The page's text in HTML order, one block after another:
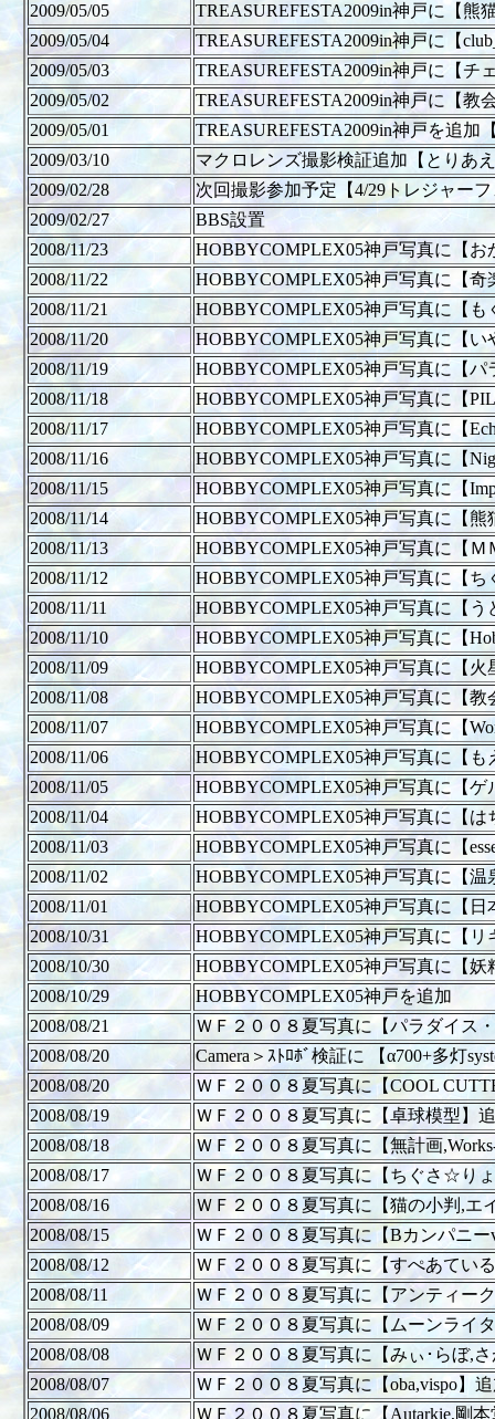
2009/05/05
TREASUREFESTA2009in神戸に【
2009/05/04
TREASUREFESTA2009in神戸に【
2009/05/03
TREASUREFESTA2009in神戸に【
2009/05/02
TREASUREFESTA2009in神戸に【
2009/05/01
TREASUREFESTA2009in神戸を追
2009/03/10
マクロレンズ撮影検証追加【とりあ
2009/02/28
次回撮影参加予定【4/29トレジャー
2009/02/27
BBS設置
2008/11/23
HOBBYCOMPLEX05神戸写真に【お
2008/11/22
HOBBYCOMPLEX05神戸写真に【奇
2008/11/21
HOBBYCOMPLEX05神戸写真に【も
2008/11/20
HOBBYCOMPLEX05神戸写真に【
2008/11/19
HOBBYCOMPLEX05神戸写真に【
2008/11/18
HOBBYCOMPLEX05神戸写真に【
2008/11/17
HOBBYCOMPLEX05神戸写真に【
2008/11/16
HOBBYCOMPLEX05神戸写真に【
2008/11/15
HOBBYCOMPLEX05神戸写真に【
2008/11/14
HOBBYCOMPLEX05神戸写真に【熊
2008/11/13
HOBBYCOMPLEX05神戸写真に【Ｍ
2008/11/12
HOBBYCOMPLEX05神戸写真に【
2008/11/11
HOBBYCOMPLEX05神戸写真に【う
2008/11/10
HOBBYCOMPLEX05神戸写真に【
2008/11/09
HOBBYCOMPLEX05神戸写真に【火
2008/11/08
HOBBYCOMPLEX05神戸写真に【教
2008/11/07
HOBBYCOMPLEX05神戸写真に【
2008/11/06
HOBBYCOMPLEX05神戸写真に【
2008/11/05
HOBBYCOMPLEX05神戸写真に【ゲ
2008/11/04
HOBBYCOMPLEX05神戸写真に【は
2008/11/03
HOBBYCOMPLEX05神戸写真に【
2008/11/02
HOBBYCOMPLEX05神戸写真に【温
2008/11/01
HOBBYCOMPLEX05神戸写真に【
2008/10/31
HOBBYCOMPLEX05神戸写真に【
2008/10/30
HOBBYCOMPLEX05神戸写真に【妖
2008/10/29
HOBBYCOMPLEX05神戸を追加
2008/08/21
ＷＦ２００８夏写真に【パラダイス
2008/08/20
Camera＞ｽﾄﾛﾎﾞ検証に 【α700+多灯
2008/08/20
ＷＦ２００８夏写真に【COOL
2008/08/19
ＷＦ２００８夏写真に【卓球模型】
2008/08/18
ＷＦ２００８夏写真に【無計画
2008/08/17
ＷＦ２００８夏写真に【ちぐさ☆り
2008/08/16
ＷＦ２００８夏写真に【猫の小判,エ
2008/08/15
ＷＦ２００８夏写真に【Bカンパニー
2008/08/12
ＷＦ２００８夏写真に【すぺあてい
2008/08/11
ＷＦ２００８夏写真に【アンティー
2008/08/09
ＷＦ２００８夏写真に【ムーンライ
2008/08/08
ＷＦ２００８夏写真に【みぃ･らぼ,
2008/08/07
ＷＦ２００８夏写真に【oba,vispo】
2008/08/06
ＷＦ２００８夏写真に【Autarkie,剛